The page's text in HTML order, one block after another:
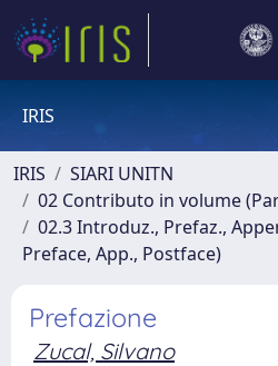
IRIS
IRIS
SIARI UNITN
02 Contributo in volume
02.3 Introduz., Prefaz.,
Preface, App., Postface)
Prefazione
Zucal, Silvano